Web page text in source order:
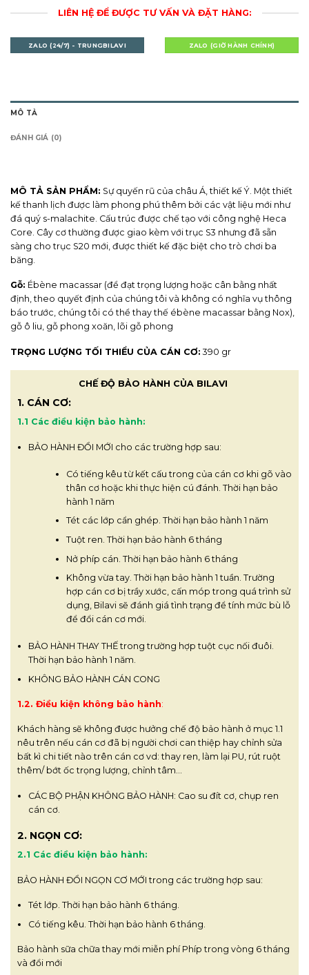
LIÊN HỆ ĐỂ ĐƯỢC TƯ VẤN VÀ ĐẶT HÀNG:
ZALO (24/7) - TRUNGBILAVI ZALO (GIỜ HÀNH CHÍNH)
MÔ TẢ
ĐÁNH GIÁ (0)
MÔ TẢ SẢN PHẨM: Sự quyến rũ của châu Á, thiết kế Ý. Một thiết
kế thanh lịch được làm phong phú thêm bởi các vật liệu mới như
đá quý s-malachite. Cấu trúc được chế tạo với công nghệ Heca
Core. Cây cơ thường được giao kèm với trục S3 nhưng đã sẵn
sàng cho trục S20 mới, được thiết kế đặc biệt cho trò chơi ba
băng.
Gỗ: Ébène macassar (để đạt trọng lượng hoặc cân bằng nhất
định, theo quyết định của chúng tôi và không có nghĩa vụ thông
báo trước, chúng tôi có thể thay thế ébène macassar bằng Nox),
gỗ ô liu, gỗ phong xoăn, lõi gỗ phong
TRỌNG LƯỢNG TỐI THIỂU CỦA CÁN CƠ: 390 gr
CHẾ ĐỘ BẢO HÀNH CỦA BILAVI
1. CÁN CƠ:
1.1 Các điều kiện bảo hành:
BẢO HÀNH ĐỔI MỚI cho các trường hợp sau:
Có tiếng kêu từ kết cấu trong của cán cơ khi gõ vào
thân cơ hoặc khi thực hiện cú đánh. Thời hạn bảo
hành 1 năm
Tét các lớp cẩn ghép. Thời hạn bảo hành 1 năm
Tuột ren. Thời hạn bảo hành 6 tháng
Nở phíp cán. Thời hạn bảo hành 6 tháng
Không vừa tay. Thời hạn bảo hành 1 tuần. Trường
hợp cán cơ bị trầy xước, cấn móp trong quá trình sử
dụng, Bilavi sẽ đánh giá tình trạng để tính mức bù lỗ
để đổi cán cơ mới.
BẢO HÀNH THAY THẾ trong trường hợp tuột cục nối đuôi.
Thời hạn bảo hành 1 năm.
KHÔNG BẢO HÀNH CÁN CONG
1.2. Điều kiện không bảo hành:
Khách hàng sẽ không được hưởng chế độ bảo hành ở mục 1.1
nêu trên nếu cán cơ đã bị người chơi can thiệp hay chỉnh sửa
bất kì chi tiết nào trên cán cơ vd: thay ren, làm lại PU, rút ruột
thêm/ bớt ốc trọng lượng, chỉnh tâm…
CÁC BỘ PHẬN KHÔNG BẢO HÀNH: Cao su đít cơ, chụp ren
cán cơ.
2. NGỌN CƠ:
2.1 Các điều kiện bảo hành:
BẢO HÀNH ĐỔI NGỌN CƠ MỚI trong các trường hợp sau:
Tét lớp. Thời hạn bảo hành 6 tháng.
Có tiếng kêu. Thời hạn bảo hành 6 tháng.
Bảo hành sữa chữa thay mới miễn phí Phíp trong vòng 6 tháng
và đổi mới